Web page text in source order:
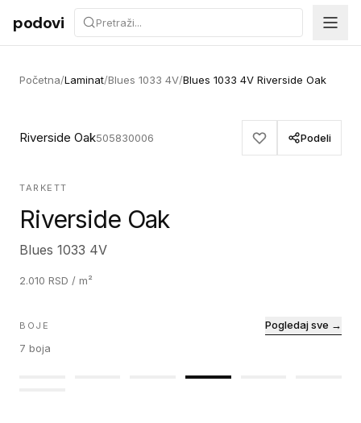
Preskoči na sadržaj
podovi
Početna/Laminat/Blues 1033 4V/Blues 1033 4V Riverside Oak
Riverside Oak505830006 Podeli
TARKETT
Riverside Oak
Blues 1033 4V
2.010 RSD / m²
BOJE
7 boja
Pogledaj sve →